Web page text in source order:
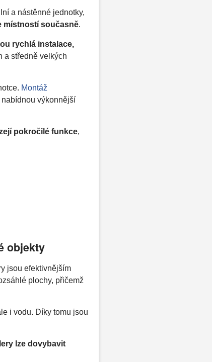
a nástěnné jednotky,
místností současně.
rychlá instalace,
a středně velkých
Montáž
výkonnější
pokročilé funkce,
objekty
jsou efektivnějším
plochy, přičemž
i vodu. Díky tomu jsou
lze dovybavit